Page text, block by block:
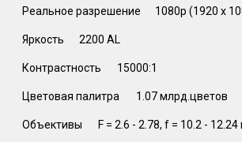
Реальное разрешение‎ 1080p (1920 x
Яркость‎ 2200 AL ‎
Контрастность‎ 15000:1 ‎
Цветовая палитра‎ 1.07 млрд.цветов‎
Объективы‎ F = 2.6 - 2.78, f = 10.2 -